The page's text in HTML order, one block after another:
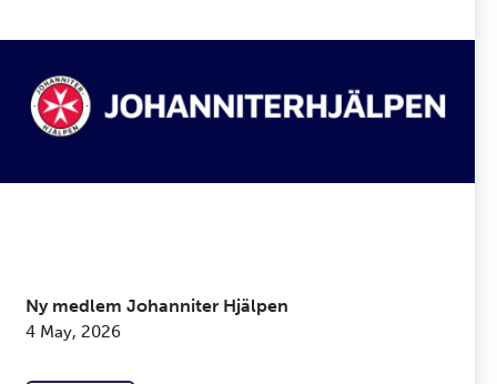
Ny medlem Johanniter Hjälpen
4 May, 2026